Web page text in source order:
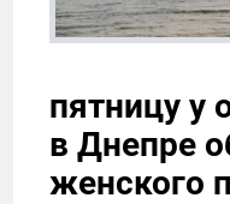
пятницу у
в Днепре
женского